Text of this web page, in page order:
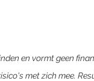
en vormt geen
met zich mee.